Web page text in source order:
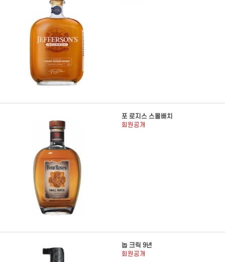
포 로지스 스몰배치
회원공개
놉 크릭 9년
회원공개